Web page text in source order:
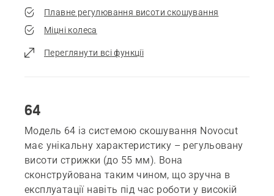
Плавне регулювання висоти скошування
Міцні колеса
Переглянути всі функції
64
Модель 64 із системою скошування Novocut
має унікальну характеристику – регульовану
висоти стрижки (до 55 мм). Вона
сконструйована таким чином, що зручна в
експлуатації навіть під час роботи у високій